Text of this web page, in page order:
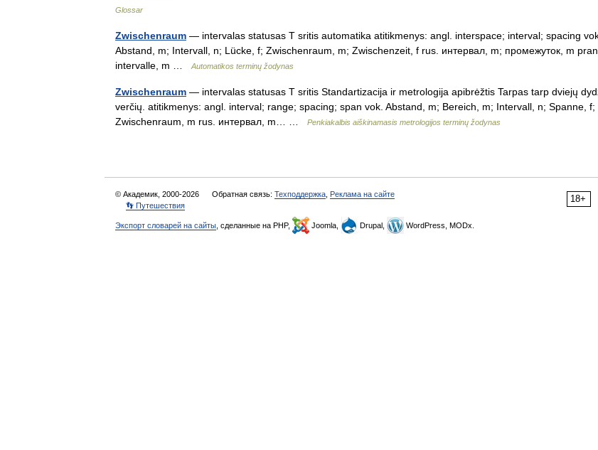
Glossar
Zwischenraum — intervalas statusas T sritis automatika atitikmenys: angl. interspace; interval; spacing
Abstand, m; Intervall, n; Lücke, f; Zwischenraum, m; Zwischenzeit, f rus. интервал, m; промежуток, m
intervalle, m …
Automatikos terminų žodynas
Zwischenraum — intervalas statusas T sritis Standartizacija ir metrologija apibrėžtis Tarpas tarp dviejų
verčių. atitikmenys: angl. interval; range; spacing; span vok. Abstand, m; Bereich, m; Intervall, n; Spanne, f;
Zwischenraum, m rus. интервал, m… …
Penkiakalbis aiškinamasis metrologijos terminų žodynas
18+
© Академик, 2000-2026 Обратная связь: Техподдержка Реклама на сайте
👣 Путешествия
Экспорт словарей на сайты , сделанные на PHP, Joomla, Drupal, WordPress, MODx.